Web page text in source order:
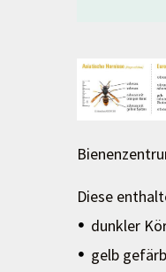
Diese
dunkler
gelb